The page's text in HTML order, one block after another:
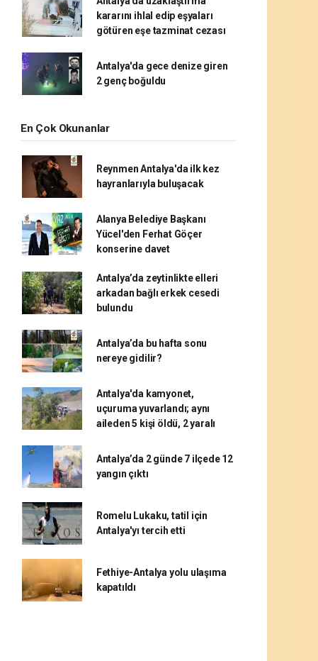
kararını ihlal edip eşyaları
götüren eşe tazminat cezası
Antalya'da gece denize giren
2 genç boğuldu
En Çok Okunanlar
Reynmen Antalya'da ilk kez
hayranlarıyla buluşacak
Alanya Belediye Başkanı
Yücel'den Ferhat Göçer
konserine davet
Antalya’da zeytinlikte elleri
arkadan bağlı erkek cesedi
bulundu
Antalya’da bu hafta sonu
nereye gidilir?
Antalya'da kamyonet,
uçuruma yuvarlandı; aynı
aileden 5 kişi öldü, 2 yaralı
Antalya’da 2 günde 7 ilçede 12
yangın çıktı
Romelu Lukaku, tatil için
Antalya'yı tercih etti
Fethiye-Antalya yolu ulaşıma
kapatıldı